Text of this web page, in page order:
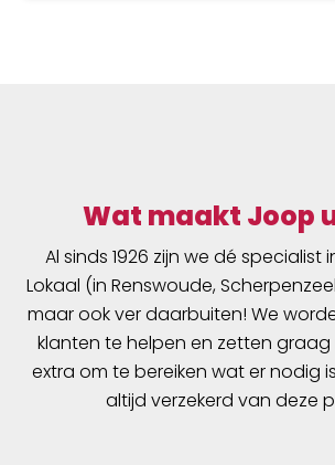
Wat maakt Joop
Al sinds 1926 zijn we dé specialist
Lokaal (in Renswoude,
maar ook ver daarbuiten! We
klanten te helpen en zetten
extra om te bereiken wat er nodig
altijd verzekerd van deze